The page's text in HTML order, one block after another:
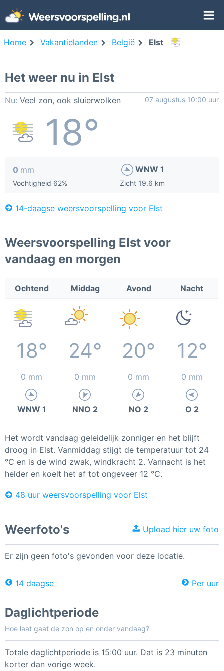
Home Vakantielanden België Elst
Het weer nu in Elst
Nu: Veel zon, ook sluierwolken 07 augustus 10:00 uur
18°
0 mm
Vochtigheid 62%
WNW 1
Zicht 19.6 km
14-daagse weersvoorspelling voor Elst
Weersvoorspelling Elst voor
vandaag en morgen
Ochtend Middag Avond Nacht
18° 24° 20° 12°
0 mm 0 mm 0 mm 0 mm
WNW 1 NNO 2 NO 2 O 2
Het wordt vandaag geleidelijk zonniger en het blijft
droog in Elst. Vanmiddag stijgt de temperatuur tot 24
°C en is de wind zwak, windkracht 2. Vannacht is het
helder en koelt het af tot ongeveer 12 °C.
48 uur weersvoorspelling voor Elst
Weerfoto's Upload hier uw foto
Er zijn geen foto's gevonden voor deze locatie.
14 daagse Per uur
Daglichtperiode
Hoe laat gaat de zon op en onder vandaag?
Totale daglichtperiode is 15:00 uur. Dat is 23 minuten
korter dan vorige week.